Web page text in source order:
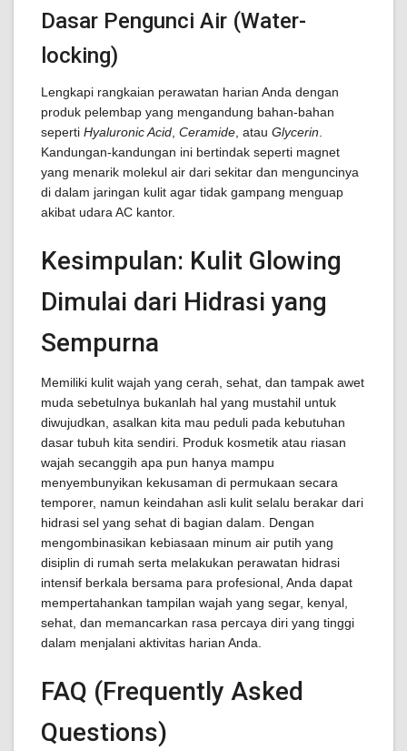
Dasar Pengunci Air (Water-
locking)
Lengkapi rangkaian perawatan harian Anda dengan
produk pelembap yang mengandung bahan-bahan
seperti Hyaluronic Acid Ceramide , atau Glycerin
Kandungan-kandungan ini bertindak seperti magnet
yang menarik molekul air dari sekitar dan menguncinya
di dalam jaringan kulit agar tidak gampang menguap
akibat udara AC kantor.
Kesimpulan: Kulit Glowing
Dimulai dari Hidrasi yang
Sempurna
Memiliki kulit wajah yang cerah, sehat, dan tampak awet
muda sebetulnya bukanlah hal yang mustahil untuk
diwujudkan, asalkan kita mau peduli pada kebutuhan
dasar tubuh kita sendiri. Produk kosmetik atau riasan
wajah secanggih apa pun hanya mampu
menyembunyikan kekusaman di permukaan secara
temporer, namun keindahan asli kulit selalu berakar dari
hidrasi sel yang sehat di bagian dalam. Dengan
mengombinasikan kebiasaan minum air putih yang
disiplin di rumah serta melakukan perawatan hidrasi
intensif berkala bersama para profesional, Anda dapat
mempertahankan tampilan wajah yang segar, kenyal,
sehat, dan memancarkan rasa percaya diri yang tinggi
dalam menjalani aktivitas harian Anda.
FAQ (Frequently Asked
Questions)